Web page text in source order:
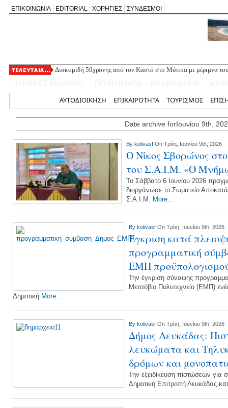
ΕΠΙΚΟΙΝΩΝΙΑ EDITORIAL ΧΟΡΗΓΙΕΣ ΣΥΝΔΕΣΜΟΙ
Διακομιδή 59χρονης από τον Καστό στο Μύτικα με μέριμνα
Πρόγραμμα πανηγύρεως του Ιερού Ναού Αγίου Σπυρίδωνος
ΑΥΤΟΔΙΟΙΚΗΣΗ ΕΠΙΚΑΙΡΟΤΗΤΑ ΤΟΥΡΙΣΜΟΣ
Date archive forΙουνίου 9th,
By kolivasf On Τρίτη, Ιουνίου 9th, 2026
Ο Νίκος Σβορώνος
του Σ.Α.Ι.Μ. «Ο
Το Σάββατο 6 Ιουνίου 2026
διοργάνωσε το Σωματείο
Σ.Α.Ι.Μ. More...
By kolivasf On Τρίτη, Ιουνίου 9th, 2026
Έγκριση κατά
προγραμματική
ΕΜΠ
Την έγκριση σύναψης
Μετσόβιο Πολυτεχνείο (ΕΜΠ)
Δημοτική More...
By kolivasf On Τρίτη, Ιουνίου 9th, 2026
Δήμος Λευκάδας:
λευκώματα και
δρόμων και
Την εξειδίκευση πιστώσεων
Δημοτική Επιτροπή Λευκάδας